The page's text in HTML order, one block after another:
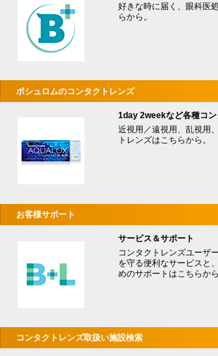
好きな時に届く、眼科医
らから。
ボシュロムのコンタクトレンズ
1day 2weekなど各種コ
近視用／遠視用、乱視用
トレンズはこちらから。
お客様サポート
サービス＆サポート
コンタクトレンズユーザ
を守る便利なサービスと
めのサポートはこちらから
コンタクトレンズ取扱い施設検索